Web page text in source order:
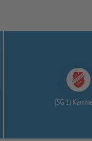
(SG 1)